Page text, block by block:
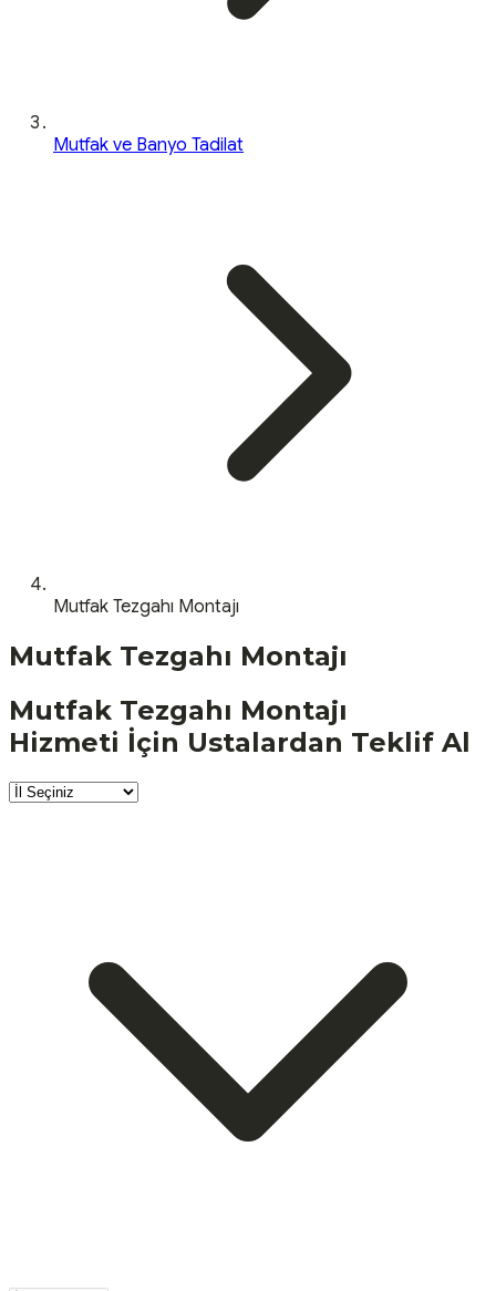
Mutfak ve Banyo Tadilat
Mutfak Tezgahı Montajı
Mutfak Tezgahı Montajı
Mutfak Tezgahı Montajı
Hizmeti İçin Ustalardan Teklif Al